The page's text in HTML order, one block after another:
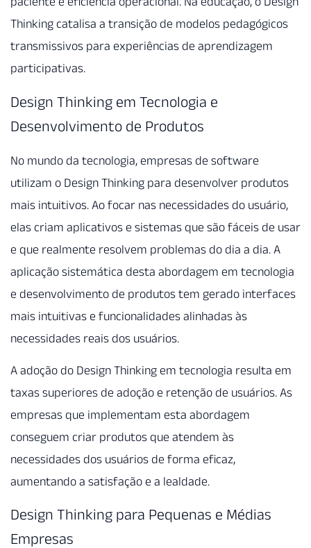
Thinking catalisa a transição de modelos pedagógicos
transmissivos para experiências de aprendizagem
participativas.
Design Thinking em Tecnologia e
Desenvolvimento de Produtos
No mundo da tecnologia, empresas de software
utilizam o Design Thinking para desenvolver produtos
mais intuitivos. Ao focar nas necessidades do usuário,
elas criam aplicativos e sistemas que são fáceis de usar
e que realmente resolvem problemas do dia a dia. A
aplicação sistemática desta abordagem em tecnologia
e desenvolvimento de produtos tem gerado interfaces
mais intuitivas e funcionalidades alinhadas às
necessidades reais dos usuários.
A adoção do Design Thinking em tecnologia resulta em
taxas superiores de adoção e retenção de usuários. As
empresas que implementam esta abordagem
conseguem criar produtos que atendem às
necessidades dos usuários de forma eficaz,
aumentando a satisfação e a lealdade.
Design Thinking para Pequenas e Médias
Empresas